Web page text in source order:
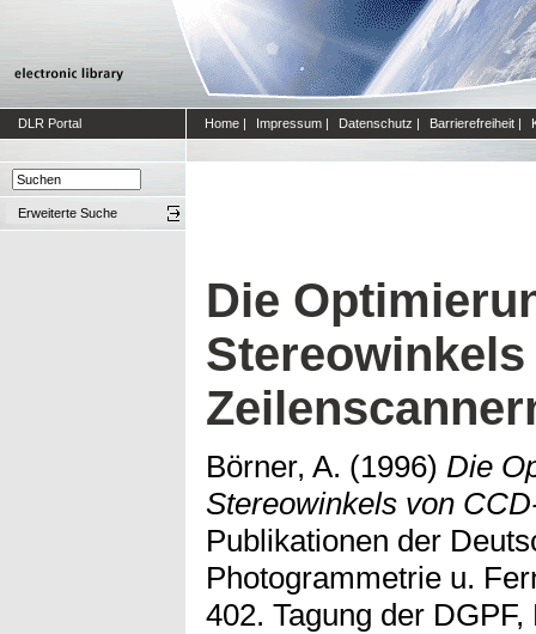
DLR Portal Home | Impressum | Datenschutz | Barrierefreiheit |
Erweiterte Suche
Die
Stereowinkels
Börner, A. (1996) Die
Stereowinkels von
Publikationen der
Photogrammetrie u.
402. Tagung der